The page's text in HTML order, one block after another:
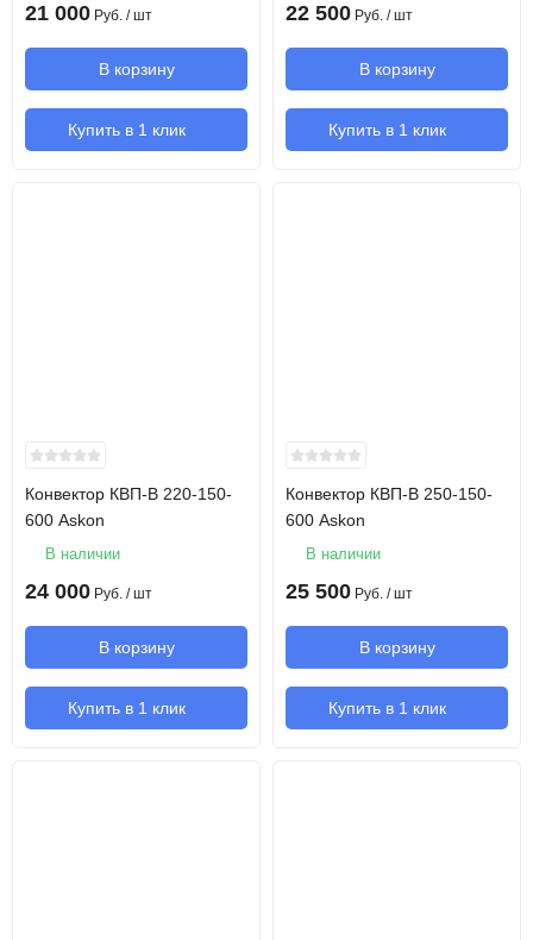
21 000 Руб. / шт
В корзину
Купить в 1 клик
22 500 Руб. / шт
В корзину
Купить в 1 клик
Конвектор КВП-В 220-150-
600 Askon
В наличии
24 000 Руб. / шт
В корзину
Купить в 1 клик
Конвектор КВП-В 250-150-
600 Askon
В наличии
25 500 Руб. / шт
В корзину
Купить в 1 клик